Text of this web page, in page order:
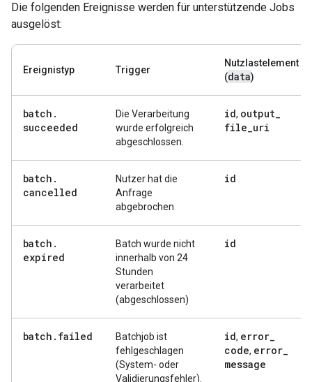
Die folgenden Ereignisse werden für unterstützende Jobs
ausgelöst:
Ereignistyp Trigger
Nutzlastelement
(data)
batch .
succeeded
Die Verarbeitung
wurde erfolgreich
abgeschlossen.
id, output_
file_uri
batch .
cancelled
Nutzer hat die
Anfrage
abgebrochen
id
batch .
expired
Batch wurde nicht
innerhalb von 24
Stunden
verarbeitet
(abgeschlossen)
id
batch . failed
Batchjob ist
fehlgeschlagen
(System- oder
Validierungsfehler).
id, error_
code, error_
message